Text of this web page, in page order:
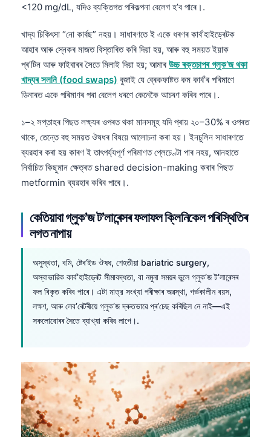
<120 mg/dL, যদিও ব্যক্তিগত পৰিকল্পনা বেলেগ হ’ব পাৰে।.
খাদ্য চিকিৎসা “নো কাৰ্বছ” নহয়। সাধাৰণতে ই একে ধৰণৰ কাৰ্ব’হাইড্ৰেটক
আহাৰ আৰু স্নেকৰ মাজত বিস্তাৰিত কৰি দিয়া হয়, আৰু বহু সময়ত ইয়াক
প্ৰ’টিন আৰু ফাইবাৰৰ সৈতে মিলাই দিয়া হয়; আমাৰ উচ্চ ৰক্তচাপৰ গ্লুক’জ থকা
খাদ্যৰ সলনি (food swaps) বুজাই যে ব্ৰেকফাষ্টত কম কাৰ্ব’ৰ পৰিমাণে
ডিনাৰত একে পৰিমাণৰ পৰা বেলেগ ধৰণে কেনেকৈ আচৰণ কৰিব পাৰে।.
১–২ সপ্তাহৰ পিছত লক্ষ্যৰ ওপৰত থকা মানসমূহ যদি প্ৰায় ২০–30% ৰ ওপৰত
থাকে, তেন্তে বহু সময়ত ঔষধৰ বিষয়ে আলোচনা কৰা হয়। ইনচুলিন সাধাৰণতে
ব্যৱহাৰ কৰা হয় কাৰণ ই তাৎপৰ্য্যপূর্ণ পৰিমাণত প্লেচেণ্টা পাৰ নহয়, আনহাতে
নিৰ্বাচিত কিছুমান ক্ষেত্ৰত shared decision-making কৰাৰ পিছত
metformin ব্যৱহাৰ কৰিব পাৰে।.
কেতিয়াবা গ্লুক’জ ট’লাৰেন্সৰ ফলাফল ক্লিনিকেল পৰিস্থিতিৰ
লগত নাপায়
অসুস্থতা, বমি, ষ্টেৰ’ইড ঔষধ, শেহতীয়া bariatric surgery,
অস্বাভাৱিক কাৰ্ব’হাইড্ৰেট সীমাবদ্ধতা, বা নমুনা সময়ৰ ভুলে গ্লুক’জ ট’লাৰেন্সৰ
ফল বিকৃত কৰিব পাৰে। এটা মাত্র সংখ্যা পৰীক্ষাৰ অৱস্থা, গৰ্ভকালীন বয়স,
লক্ষণ, আৰু লেব’ৰেটৰীয়ে গ্লুক’জ দ্ৰুতভাৱে প্ৰ’চেছ কৰিছিল নে নাই—এই
সকলোবোৰৰ সৈতে ব্যাখ্যা কৰিব লাগে।.
മലയാളം
Bahasa Melayu
Tiếng Việt
Tagalog
ភាសាខ្មែរ
Kiswahili
አማርኛ
O‘zbekcha
Қазақ тілі
Suomi
Hrvatski
Slovenčina
پښتو
سنڌي
සිංහල
Latviešu valoda